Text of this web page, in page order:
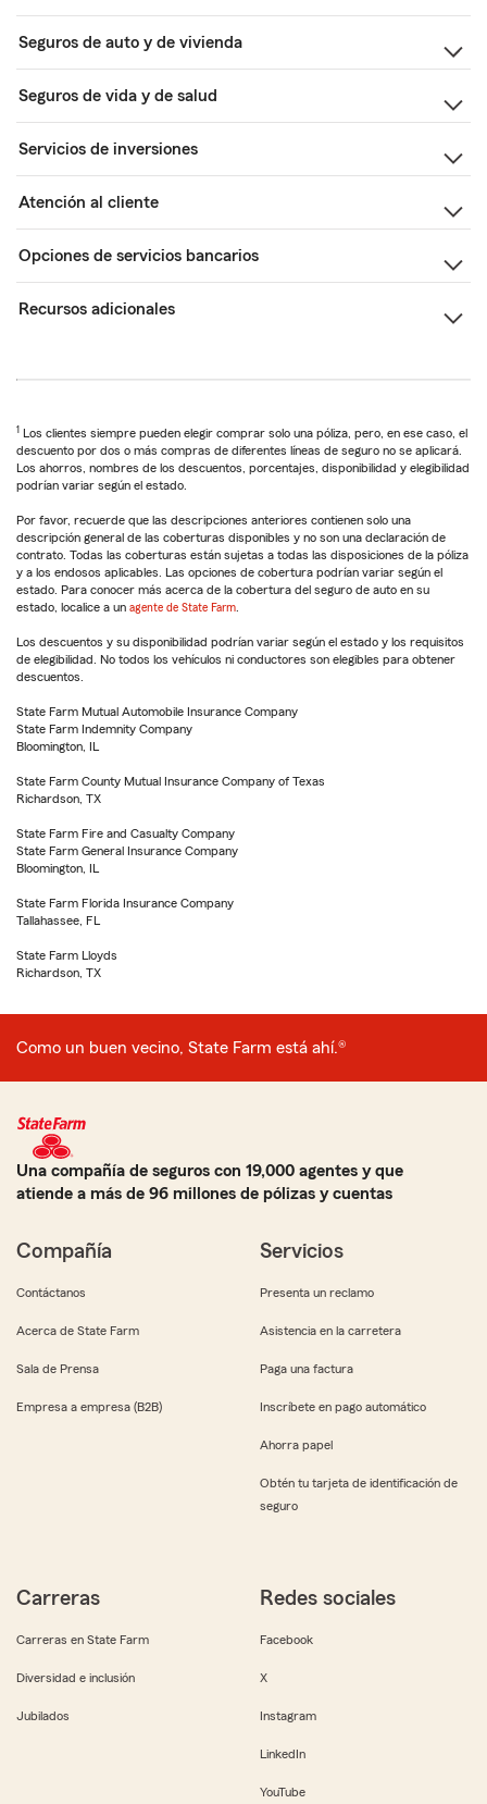
Seguros de auto y de vivienda
Seguros de vida y de salud
Servicios de inversiones
Atención al cliente
Opciones de servicios bancarios
Recursos adicionales
1 Los clientes siempre pueden elegir comprar solo una póliza, pero, en ese caso, el
descuento por dos o más compras de diferentes líneas de seguro no se aplicará.
Los ahorros, nombres de los descuentos, porcentajes, disponibilidad y elegibilidad
podrían variar según el estado.
Por favor, recuerde que las descripciones anteriores contienen solo una
descripción general de las coberturas disponibles y no son una declaración de
contrato. Todas las coberturas están sujetas a todas las disposiciones de la póliza
y a los endosos aplicables. Las opciones de cobertura podrían variar según el
estado. Para conocer más acerca de la cobertura del seguro de auto en su
estado, localice a un agente de State Farm
Los descuentos y su disponibilidad podrían variar según el estado y los requisitos
de elegibilidad. No todos los vehículos ni conductores son elegibles para obtener
descuentos.
State Farm Mutual Automobile Insurance Company
State Farm Indemnity Company
Bloomington, IL
State Farm County Mutual Insurance Company of Texas
Richardson, TX
State Farm Fire and Casualty Company
State Farm General Insurance Company
Bloomington, IL
State Farm Florida Insurance Company
Tallahassee, FL
State Farm Lloyds
Richardson, TX
Como un buen vecino, State Farm está ahí.®
Una compañía de seguros con 19,000 agentes y que
atiende a más de 96 millones de pólizas y cuentas
Compañía
Contáctanos
Acerca de State Farm
Sala de Prensa
Empresa a empresa (B2B)
Servicios
Presenta un reclamo
Asistencia en la carretera
Paga una factura
Inscríbete en pago automático
Ahorra papel
Obtén tu tarjeta de identificación de
seguro
Carreras
Carreras en State Farm
Diversidad e inclusión
Jubilados
Redes sociales
Facebook
X
Instagram
LinkedIn
YouTube